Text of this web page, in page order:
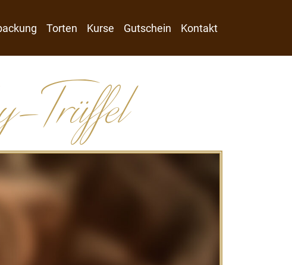
Torten Kurse Gutschein Kontakt
Trüffel